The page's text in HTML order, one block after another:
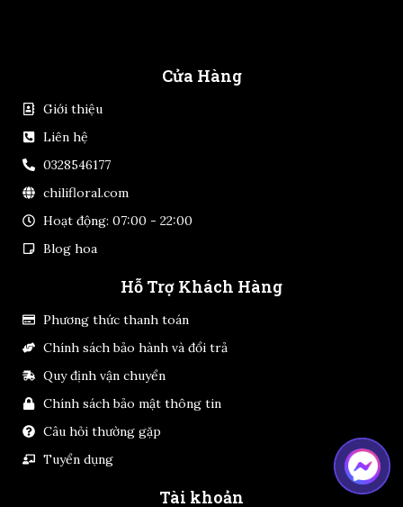
Cửa Hàng
Giới thiệu
Liên hệ
0328546177
chilifloral.com
Hoạt động: 07:00 - 22:00
Blog hoa
Hỗ Trợ Khách Hàng
Phương thức thanh toán
Chính sách bảo hành và đổi trả
Quy định vận chuyển
Chính sách bảo mật thông tin
Câu hỏi thường gặp
Tuyển dụng
Tài khoản